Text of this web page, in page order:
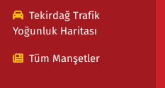
Tekirdağ Trafik
Yoğunluk Haritası
Tüm Manşetler